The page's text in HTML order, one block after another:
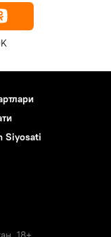
Siyosati